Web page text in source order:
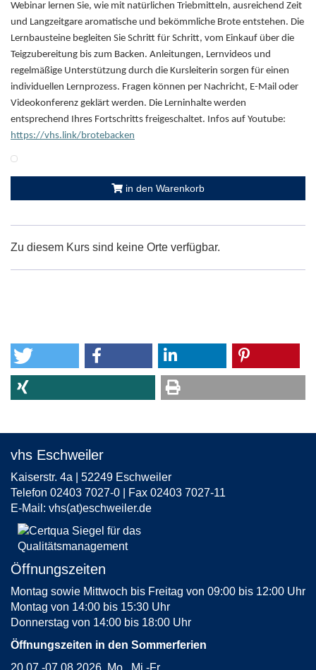
Webinar lernen Sie, wie mit natürlichen Triebmitteln, ausreichend Zeit
und Langzeitgare aromatische und bekömmliche Brote entstehen. Die
Lernbausteine begleiten Sie Schritt für Schritt, vom Einkauf über die
Teigzubereitung bis zum Backen. Anleitungen, Lernvideos und
regelmäßige Unterstützung durch die Kursleiterin sorgen für einen
individuellen Lernprozess. Fragen können per Nachricht, E-Mail oder
Videokonferenz geklärt werden. Die Lerninhalte werden
entsprechend Ihres Fortschritts freigeschaltet. Infos auf Youtube:
https://vhs.link/brotebacken
in den Warenkorb
Zu diesem Kurs sind keine Orte verfügbar.
vhs Eschweiler
Kaiserstr. 4a | 52249 Eschweiler
Telefon 02403 7027-0 | Fax 02403 7027-11
E-Mail: vhs(at)eschweiler.de
Öffnungszeiten
Montag sowie Mittwoch bis Freitag von 09:00 bis 12:00 Uhr
Montag von 14:00 bis 15:30 Uhr
Donnerstag von 14:00 bis 18:00 Uhr
Öffnungszeiten in den Sommerferien
20.07.-07.08.2026, Mo., Mi.-Fr.